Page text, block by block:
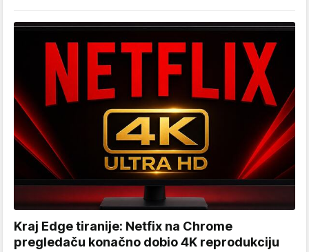
Kraj Edge tiranije: Netfix na Chrome
pregledaču konačno dobio 4K reprodukciju